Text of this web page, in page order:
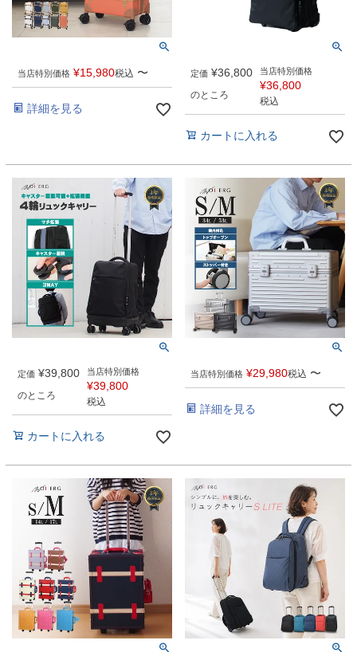
当店特別価格 ¥15,980税込 〜
詳細を見る
定価 ¥36,800
のところ
当店特別価格
¥36,800
税込
カートに入れる
定価 ¥39,800
のところ
当店特別価格
¥39,800
税込
カートに入れる
当店特別価格 ¥29,980税込 〜
詳細を見る